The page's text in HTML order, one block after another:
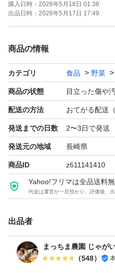
せん。
科学肥料を従来の半分で
ています。更に味が良くな
ださい♪
購入日時： 2026年5月18日 01:38
出品日時： 2026年5月17日 17:49
商品の情報
カテゴリ 食品 野菜
商品の状態 目立った傷や
配送の方法 おてがる配送
発送までの日数 2〜3日で発送
発送元の地域 長崎県
商品ID z611141410
Yahoo!フリマは全品送料
代金は運営が一旦預かり、評価後、
出品者
まっちま農園 じゃが
（548）